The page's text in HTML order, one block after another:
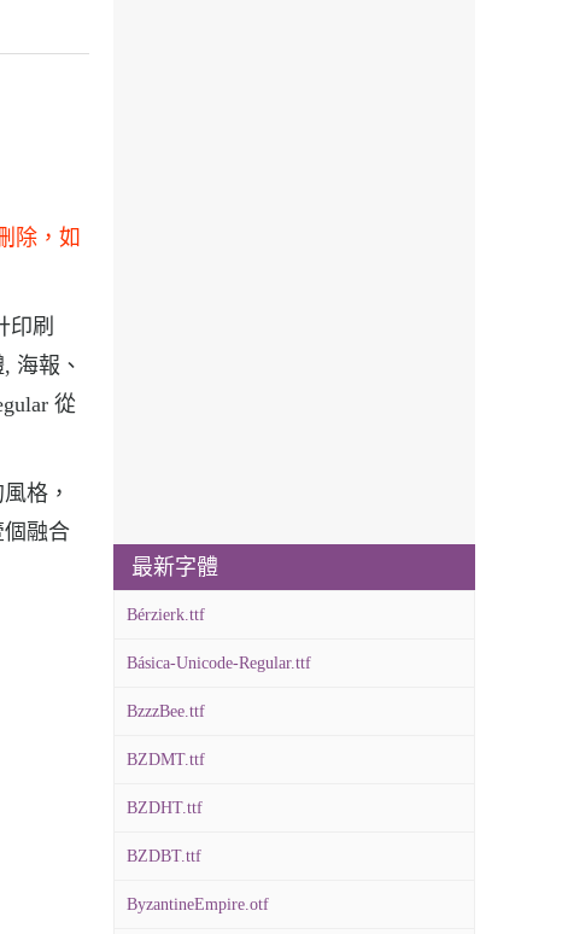
除，如
印刷
海報、
從
格，
融合
最新字體
Bérzierk.ttf
Básica-Unicode-Regular.ttf
BzzzBee.ttf
BZDMT.ttf
BZDHT.ttf
BZDBT.ttf
ByzantineEmpire.otf